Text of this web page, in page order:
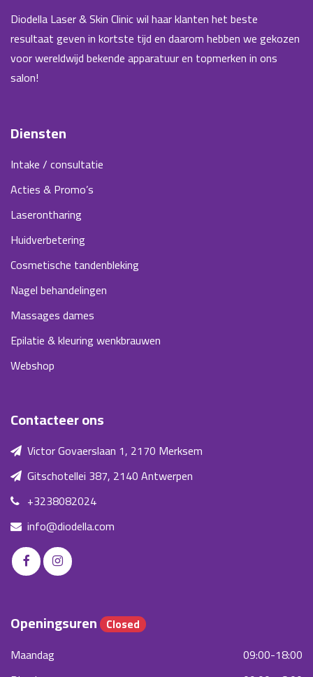
Diodella Laser & Skin Clinic wil haar klanten het beste
resultaat geven in kortste tijd en daarom hebben we gekozen
voor wereldwijd bekende apparatuur en topmerken in ons
salon!
Diensten
Intake / consultatie
Acties & Promo’s
Laserontharing
Huidverbetering
Cosmetische tandenbleking
Nagel behandelingen
Massages dames
Epilatie & kleuring wenkbrauwen
Webshop
Contacteer ons
Victor Govaerslaan 1, 2170 Merksem
Gitschotellei 387, 2140 Antwerpen
+3238082024
info@diodella.com
Openingsuren Closed
Maandag
09:00-18:00